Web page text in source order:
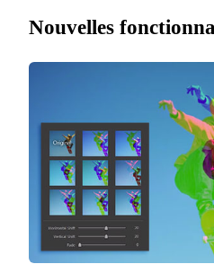
Nouvelles